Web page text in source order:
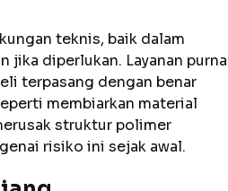
teknis, baik dalam
jika diperlukan. Layanan purna
terpasang dengan benar
membiarkan material
struktur polimer
risiko ini sejak awal.